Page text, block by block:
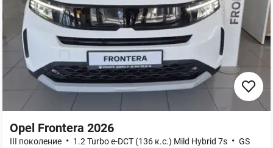
Opel Frontera 2026
III поколение • 1.2 Turbo e-DCT (136 к.с.) Mild Hybrid 7s • GS